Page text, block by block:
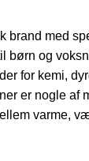
brand med
børn og
for kemi,
er nogle af
varme,